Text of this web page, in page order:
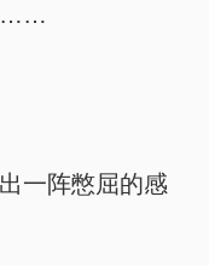
……
一阵憋屈的感